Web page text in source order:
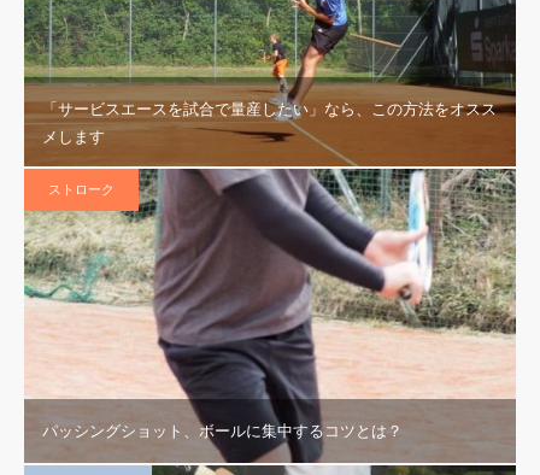
「サービスエースを試合で量産したい」なら、この方法をオスス
メします
ストローク
パッシングショット、ボールに集中するコツとは？